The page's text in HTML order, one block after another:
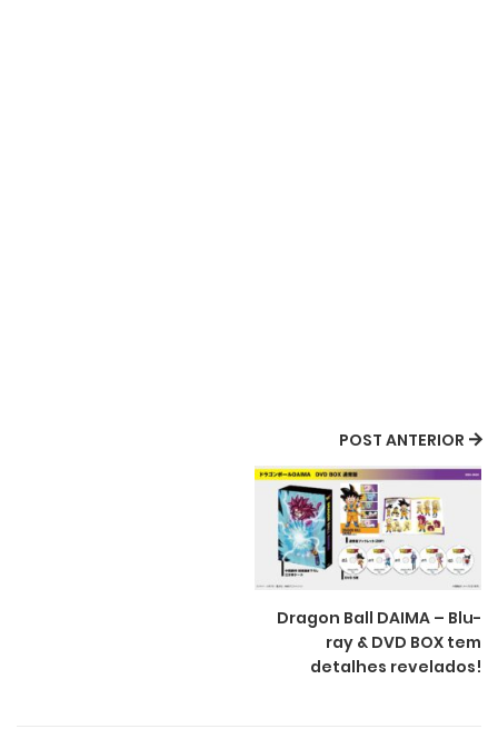
POST ANTERIOR
Dragon Ball DAIMA – Blu-
ray & DVD BOX tem
detalhes revelados!